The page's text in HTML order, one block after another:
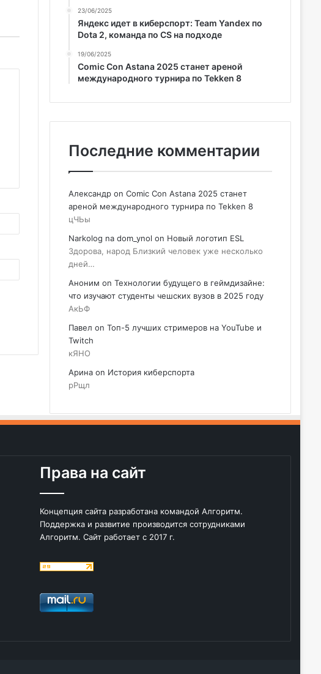
23/06/2025
Яндекс идет в киберспорт: Team Yandex по
Dota 2, команда по CS на подходе
19/06/2025
Comic Con Astana 2025 станет ареной
международного турнира по Tekken 8
Последние комментарии
Александр on Comic Con Astana 2025 станет
ареной международного турнира по Tekken 8
цЧЬы
Narkolog na dom_ynol on Новый логотип ESL
Здорова, народ Близкий человек уже несколько
дней…
Аноним on Технологии будущего в геймдизайне:
что изучают студенты чешских вузов в 2025 году
АкЬФ
Павел on Топ-5 лучших стримеров на YouTube и
Twitch
кЯНО
Арина on История киберспорта
рРщл
Права на сайт
Концепция сайта разработана командой Алгоритм.
Поддержка и развитие производится сотрудниками
Алгоритм. Сайт работает с 2017 г.